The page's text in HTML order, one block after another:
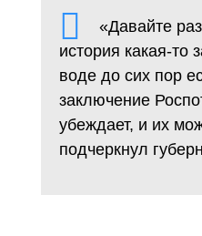
«Давайте
история какая-то
воде до сих пор
заключение
убеждает, и их
подчеркнул